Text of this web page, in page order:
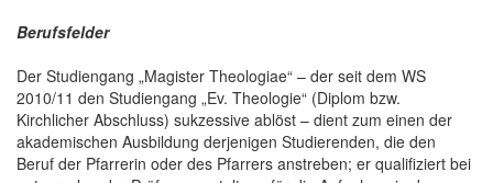
Berufsfelder
Der Studiengang „Magister Theologiae“ – der seit dem WS
2010/11 den Studiengang „Ev. Theologie“ (Diplom bzw.
Kirchlicher Abschluss) sukzessive ablöst – dient zum einen der
akademischen Ausbildung derjenigen Studierenden, die den
Beruf der Pfarrerin oder des Pfarrers anstreben; er qualifiziert bei